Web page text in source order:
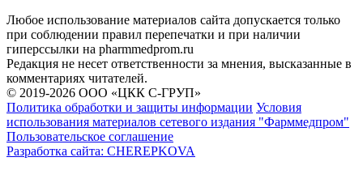
Любое использование материалов сайта допускается только
при соблюдении правил перепечатки и при наличии
гиперссылки на pharmmedprom.ru
Редакция не несет ответственности за мнения, высказанные в
комментариях читателей.
© 2019-2026 ООО «ЦКК С-ГРУП»
Политика обработки и защиты информации Условия
использования материалов сетевого издания "Фарммедпром"
Пользовательское соглашение
Разработка сайта: CHEREPKOVA